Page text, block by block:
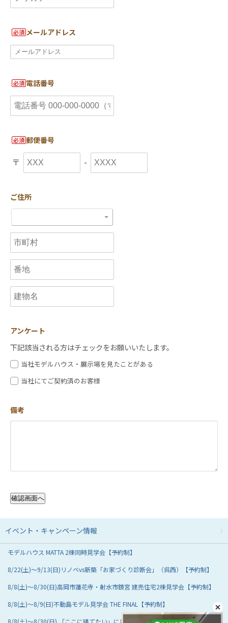
必須 メールアドレス
必須 電話番号
必須郵便番号
〒 -
ご住所
アンケート
下記該当される方はチェックをお願いいたします。
当社モデルハウス・展示場を見たことがある
当社にてご契約済のお客様
備考
イベント・ キャンペーン情報
モデルハウス MATTA 2棟同時見学会【予約制】
8/22(土)～9/13(日)リノベvs新築「お家づくり診断会」（呉西）【予約制】
8/8(土)～8/30(日)高岡市蓮花寺・射水市鏡宮 建売住宅2棟見学会【予約制】
8/8(土)～8/9(日)不動島モデル見学会 THE FINAL【予約制】
8/8(土)～8/30(日) 「ここに建てたい」に出会う『土地ナビ』in小松支店【予